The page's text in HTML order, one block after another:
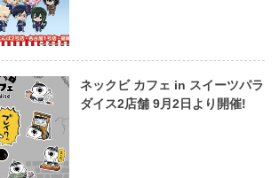
ネックビ カフェ in スイーツパラ
ダイス2店舗 9月2日より開催!